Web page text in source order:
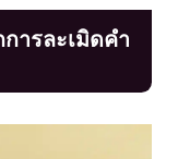
ารละเมิดคำ